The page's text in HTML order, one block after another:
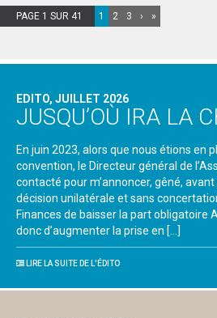
PAGE 1 SUR 41 1 2 3 › »
EDITO, JUILLET 2026
JUSQU’OÙ IRA LA
En juin 2023, alors que nous étions en
convention, le Directeur général de
contacté pour m’annoncer, gêné,
décision unilatérale et sans
Finances de baisser la part obligatoire
donc d’augmenter la prise en […]
LIRE LA SUITE DE L'ÉDITO